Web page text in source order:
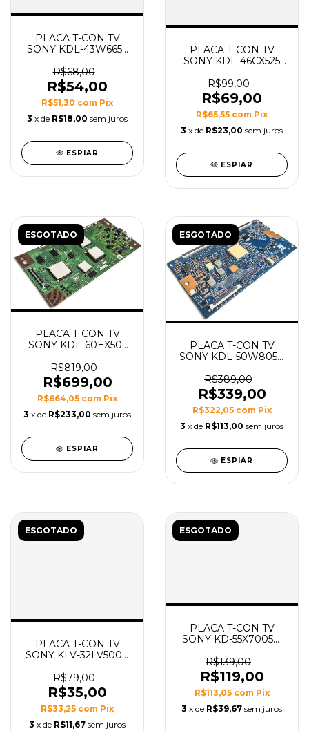
PLACA T-CON TV
SONY KDL-43W665F
HV430FHBN1K
R$68,00
R$54,00
R$51,30 com Pix
3 x de R$18,00 sem juros
ESPIAR
PLACA T-CON TV
SONY KDL-46CX525
ESP_C4LV0.4
R$99,00
R$69,00
R$65,55 com Pix
3 x de R$23,00 sem juros
ESPIAR
ESGOTADO
PLACA T-CON TV
SONY KDL-60EX505
RUNTK 4244TP
R$819,00
R$699,00
R$664,05 com Pix
3 x de R$233,00 sem juros
ESPIAR
ESGOTADO
PLACA T-CON TV
SONY KDL-50W805C
T550HVN08.3 55T23-
C03
R$389,00
R$339,00
R$322,05 com Pix
3 x de R$113,00 sem juros
ESPIAR
ESGOTADO
PLACA T-CON TV
SONY KLV-32LV500A
R$79,00
R$35,00
R$33,25 com Pix
3 x de R$11,67 sem juros
ESGOTADO
PLACA T-CON TV
SONY KD-55X7005D
0598A
R$139,00
R$119,00
R$113,05 com Pix
3 x de R$39,67 sem juros